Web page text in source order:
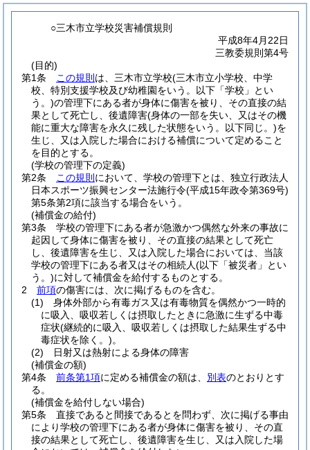
○三木市立学校災害補償規則
平成8年4月22日
三教委規則第4号
(目的)
第1条
この規則 は、三木市立学校(三木市立小学校、中学
校、特別支援学校及び幼稚園をいう。以下「学校」とい
う。)の管理下にある者が身体に傷害を被り、その直接の結
果として死亡し、後遺障害(身体の一部を失い、又はその機
能に重大な障害を永久に残した状態をいう。以下同じ。)を
生じ、又は入院した場合における補償について定めること
を目的とする。
(学校の管理下の定義)
第2条
この規則 において、学校の管理下とは、独立行政法人
日本スポーツ振興センター法施行令(平成15年政令第369号)
第5条第2項に該当する場合をいう。
(補償金の給付)
第3条
学校の管理下にある者が急激かつ偶然な外来の事故に
起因して身体に傷害を被り、その直接の結果として死亡
し、後遺障害を生じ、又は入院した場合においては、当該
学校の管理下にある者又はその相続人(以下「被災者」とい
う。)に対して補償金を給付するものとする。
2
前項の傷害には、次に掲げるものを含む。
(1)
身体外部から有毒ガス又は有毒物質を偶然かつ一時的
に吸入、吸収若しくは摂取したときに急激に生ずる中毒
症状(継続的に吸入、吸収若しくは摂取した結果生ずる中
毒症状を除く。)。
(2)
日射又は熱射による身体の障害
(補償金の額)
第4条
前条第1項に定める補償金の額は、 別表のとおりとす
る。
(補償金を給付しない場合)
第5条
直接であると間接であるとを問わず、次に掲げる事由
により学校の管理下にある者が身体に傷害を被り、その直
接の結果として死亡し、後遺障害を生じ、又は入院した場